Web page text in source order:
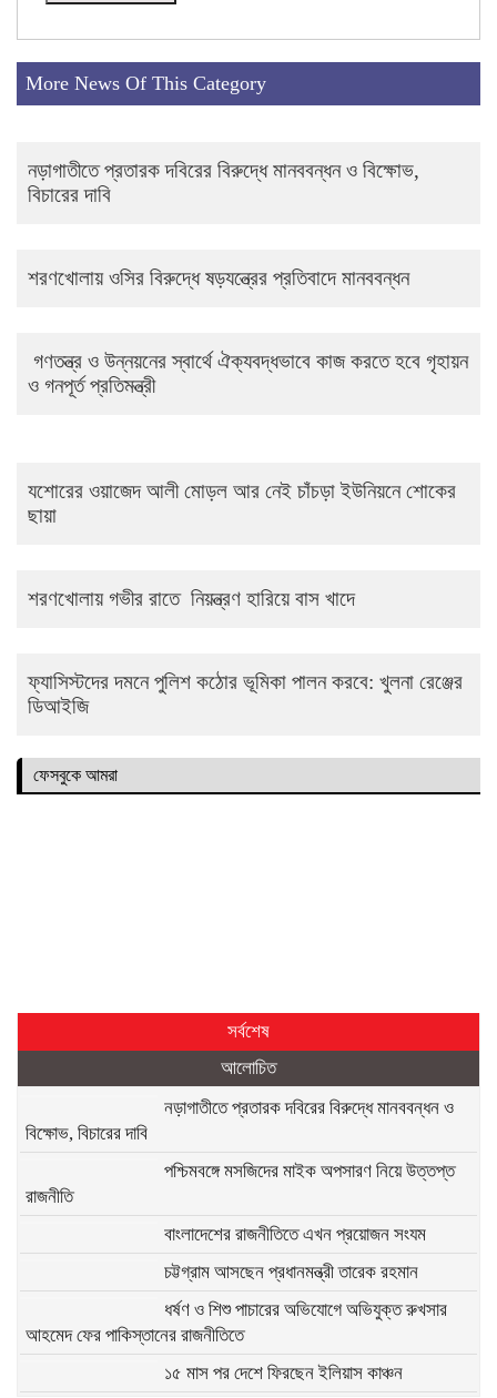
More News Of This Category
নড়াগাতীতে প্রতারক দবিরের বিরুদ্ধে মানববন্ধন ও বিক্ষোভ,
বিচারের দাবি
শরণখোলায় ওসির বিরুদ্ধে ষড়যন্ত্রের প্রতিবাদে মানববন্ধন
গণতন্ত্র ও উন্নয়নের স্বার্থে ঐক্যবদ্ধভাবে কাজ করতে হবে গৃহায়ন
ও গনপূর্ত প্রতিমন্ত্রী
যশোরের ওয়াজেদ আলী মোড়ল আর নেই চাঁচড়া ইউনিয়নে শোকের
ছায়া
শরণখোলায় গভীর রাতে নিয়ন্ত্রণ হারিয়ে বাস খাদে
ফ্যাসিস্টদের দমনে পুলিশ কঠোর ভূমিকা পালন করবে: খুলনা রেঞ্জের
ডিআইজি
ফেসবুকে আমরা
সর্বশেষ
আলোচিত
নড়াগাতীতে প্রতারক দবিরের বিরুদ্ধে মানববন্ধন ও
বিক্ষোভ, বিচারের দাবি
পশ্চিমবঙ্গে মসজিদের মাইক অপসারণ নিয়ে উত্তপ্ত
রাজনীতি
বাংলাদেশের রাজনীতিতে এখন প্রয়োজন সংযম
চট্টগ্রাম আসছেন প্রধানমন্ত্রী তারেক রহমান
ধর্ষণ ও শিশু পাচারের অভিযোগে অভিযুক্ত রুখসার
আহমেদ ফের পাকিস্তানের রাজনীতিতে
১৫ মাস পর দেশে ফিরছেন ইলিয়াস কাঞ্চন